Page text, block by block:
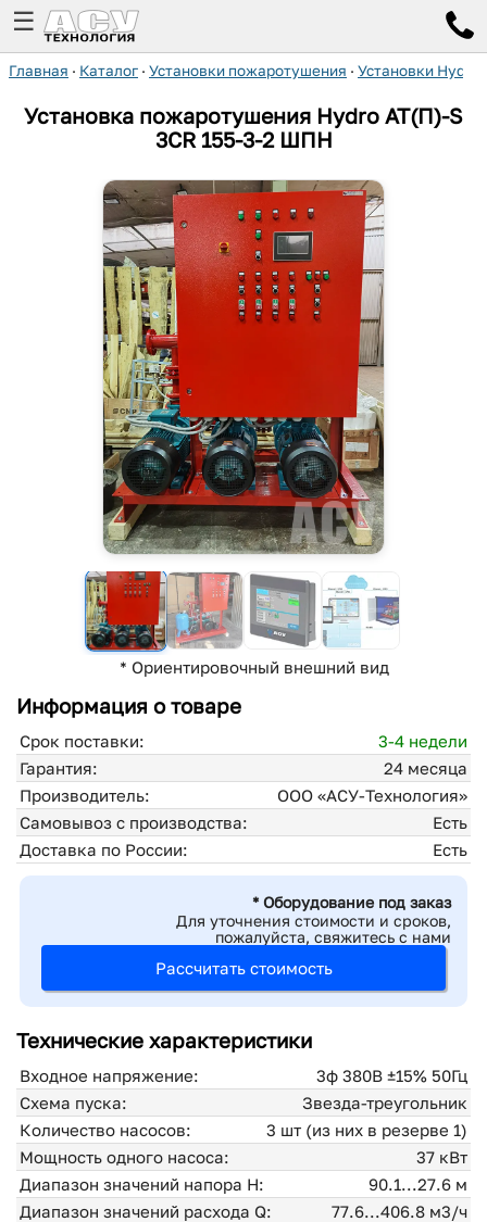
☰
Главная · Каталог · Установки пожаротушения · Установки
Установка пожаротушения Hydro AT(П)-S
3CR 155-3-2 ШПН
* Ориентировочный внешний вид
Информация о товаре
Срок поставки:
3-4 недели
Гарантия:
24 месяца
Производитель:
ООО «АСУ-Технология»
Самовывоз с производства:
Есть
Доставка по России:
Есть
* Оборудование под заказ
Для уточнения стоимости и сроков,
пожалуйста, свяжитесь с нами
Рассчитать стоимость
Технические характеристики
Входное напряжение:
3ф 380В ±15% 50Гц
Схема пуска:
Звезда-треугольник
Количество насосов:
3 шт (из них в резерве 1)
Мощность одного насоса:
37 кВт
Диапазон значений напора H:
90.1...27.6 м
Диапазон значений расхода Q:
77.6...406.8 м3/ч